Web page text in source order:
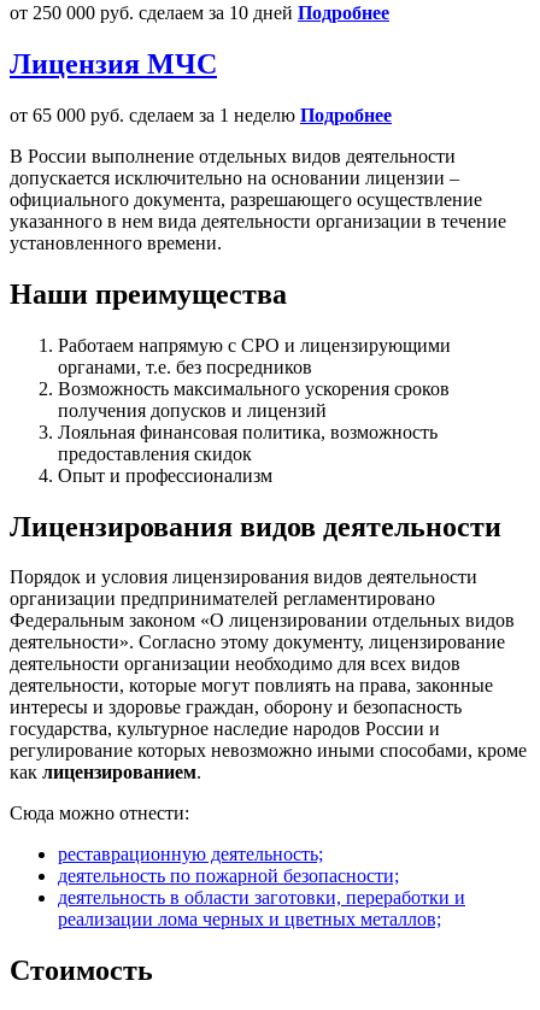
от 250 000 руб. сделаем за 10 дней Подробнее
Лицензия МЧС
от 65 000 руб. сделаем за 1 неделю Подробнее
В России выполнение отдельных видов деятельности
допускается исключительно на основании лицензии –
официального документа, разрешающего осуществление
указанного в нем вида деятельности организации в течение
установленного времени.
Наши преимущества
Работаем напрямую с СРО и лицензирующими
органами, т.е. без посредников
Возможность максимального ускорения сроков
получения допусков и лицензий
Лояльная финансовая политика, возможность
предоставления скидок
Опыт и профессионализм
Лицензирования видов деятельности
Порядок и условия лицензирования видов деятельности
организации предпринимателей регламентировано
Федеральным законом «О лицензировании отдельных видов
деятельности». Согласно этому документу, лицензирование
деятельности организации необходимо для всех видов
деятельности, которые могут повлиять на права, законные
интересы и здоровье граждан, оборону и безопасность
государства, культурное наследие народов России и
регулирование которых невозможно иными способами, кроме
как лицензированием.
Сюда можно отнести:
реставрационную деятельность;
деятельность по пожарной безопасности;
деятельность в области заготовки, переработки и
реализации лома черных и цветных металлов;
Стоимость